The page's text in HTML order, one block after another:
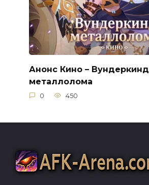
Анонс Кино – Вундеркинд
металлолома
0 450